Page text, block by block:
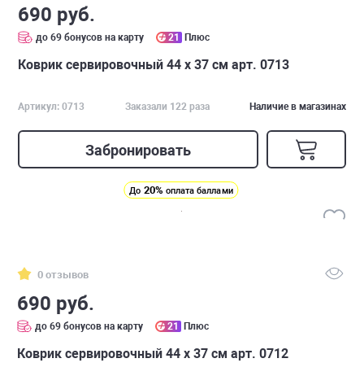
690 руб.
до 69 бонусов на карту 21 Плюс
Коврик сервировочный 44 х 37 см арт. 0713
Артикул: 0713 Заказали 122 раза Наличие в магазинах
Забронировать
До 20% оплата баллами
0 отзывов
690 руб.
до 69 бонусов на карту 21 Плюс
Коврик сервировочный 44 х 37 см арт. 0712